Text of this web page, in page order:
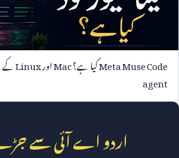
Meta Muse Codeکیا ہے؟MacاورLinuxکے
agent
اردو اے آئی سے